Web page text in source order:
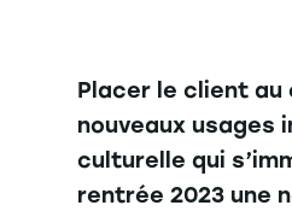
Placer le client au
nouveaux
culturelle qui
rentrée 2023 une